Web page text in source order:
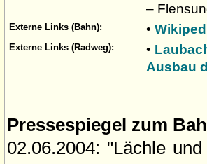
–
Externe Links (Bahn): •
Externe Links (Radweg): •
Ausbau
Pressespiegel zum
02.06.2004: "Lächle